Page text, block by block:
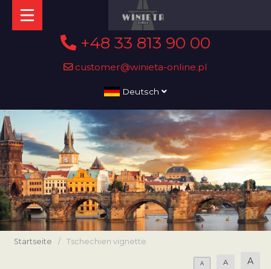
+48 33 813 90 00
customer@winieta-online.pl
Deutsch
Startseite / Tschechien vignette
A A A